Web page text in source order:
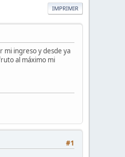
IMPRIMIR
mi ingreso y desde ya
al máximo mi
#1